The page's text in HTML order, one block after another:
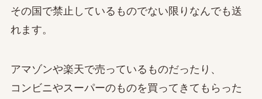
その国で禁止しているものでない限りなんでも送
れます。
アマゾンや楽天で売っているものだったり、
コンビニやスーパーのものを買ってきてもらった